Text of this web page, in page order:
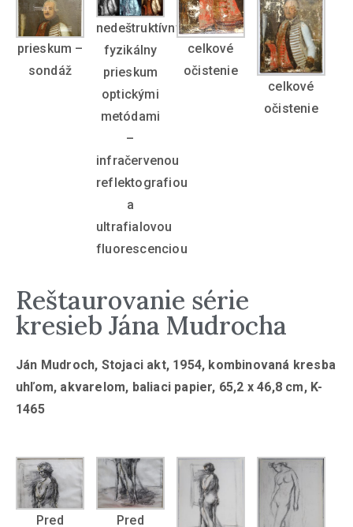
prieskum –
sondáž
nedeštruktívny
fyzikálny
prieskum
optickými
metódami
–
infračervenou
reflektografiou
a
ultrafialovou
fluorescenciou
celkové
očistenie
celkové
očistenie
Reštaurovanie série
kresieb Jána Mudrocha
Ján Mudroch, Stojaci akt, 1954, kombinovaná kresba
uhľom, akvarelom, baliaci papier, 65,2 x 46,8 cm, K-
1465
Pred
Pred